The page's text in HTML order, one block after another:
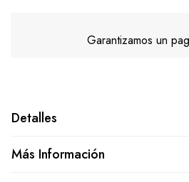
Garantizamos un
Detalles
Más Información